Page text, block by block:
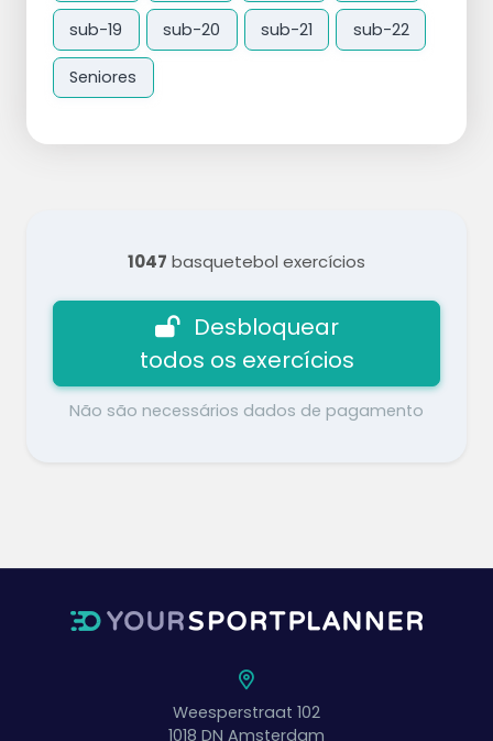
sub-19 sub-20 sub-21 sub-22
Seniores
1047 basquetebol exercícios
Desbloquear
todos os exercícios
Não são necessários dados de pagamento
Weesperstraat 102
1018 DN Amsterdam